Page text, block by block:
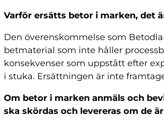
Varför ersätts betor i marken, det
Den överenskommelse som
betmaterial som inte håller
konsekvenser som uppstått efter
i stuka. Ersättningen är inte
Om betor i marken anmäls och
ska skördas och levereras om de